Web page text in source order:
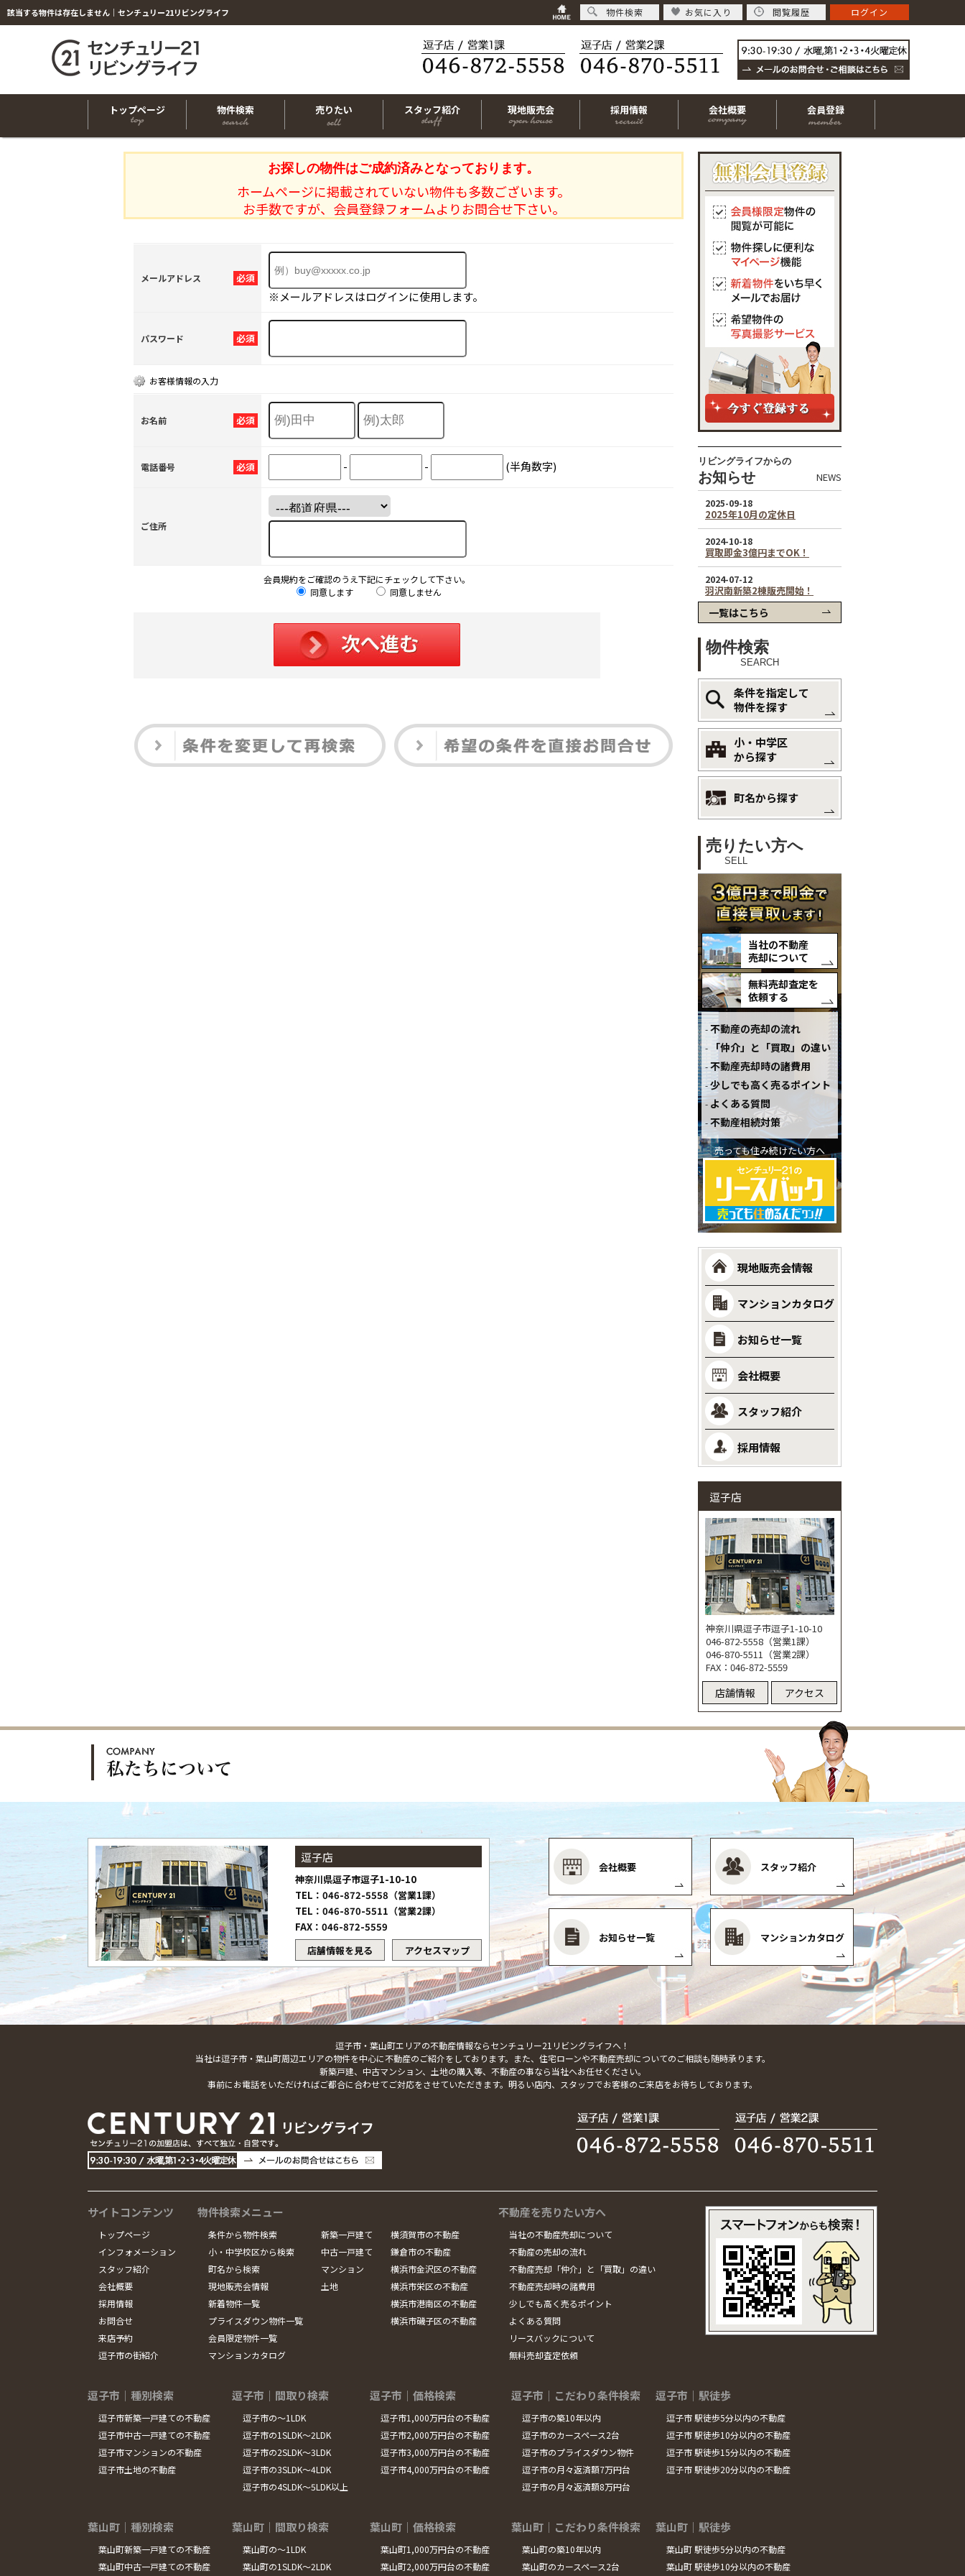
該当する物件は存在しません｜センチュリー21リビングライフ
トップページ 物件検索 売りたい スタッフ紹介 現地販売会 採用情報 会社概要 会員登録
お探しの物件はご成約済みとなっております。
ホームページに掲載されていない物件も多数ございます。
お手数ですが、会員登録フォームよりお問合せ下さい。
必須
メールアドレス
※メールアドレスはログインに使用します。
必須
パスワード
お客様情報の入力
必須
お名前
必須
電話番号 - - (半角数字)
ご住所
会員規約をご確認のうえ下記にチェックして下さい。
同意します
同意しません
リビングライフからの
お知らせ NEWS
一覧はこちら
物件検索
SEARCH
条件を指定して
物件を探す
小・中学区
から探す
町名から探す
売りたい方へ
SELL
当社の不動産
売却について
無料売却査定を
依頼する
不動産の売却の流れ
「仲介」と「買取」の違い
不動産売却時の諸費用
少しでも高く売るポイント
よくある質問
不動産相続対策
売っても住み続けたい方へ
現地販売会情報
マンションカタログ
お知らせ一覧
会社概要
スタッフ紹介
採用情報
逗子店
神奈川県逗子市逗子1-10-10
046-872-5558（営業1課）
046-870-5511（営業2課）
FAX：046-872-5559
店舗情報 アクセス
逗子店
神奈川県逗子市逗子1-10-10
TEL：046-872-5558（営業1課）
TEL：046-870-5511（営業2課）
FAX：046-872-5559
店舗情報を見る
アクセスマップ
会社概要 スタッフ紹介
お知らせ一覧 マンションカタログ
逗子市・葉山町エリアの不動産情報ならセンチュリー21リビングライフへ！
当社は逗子市・葉山町周辺エリアの物件を中心に不動産のご紹介をしております。また、住宅ローンや不動産売却についてのご相談も随時承ります。
新築戸建、中古マンション、土地の購入等、不動産の事なら当社へお任せください。
事前にお電話をいただければご都合に合わせてご対応をさせていただきます。明るい店内、スタッフでお客様のご来店をお待ちしております。
サイトコンテンツ
トップページ
インフォメーション
スタッフ紹介
会社概要
採用情報
お問合せ
来店予約
逗子市の街紹介
物件検索メニュー
条件から物件検索
小・中学校区から検索
町名から検索
現地販売会情報
新着物件一覧
プライスダウン物件一覧
会員限定物件一覧
マンションカタログ
新築一戸建て
中古一戸建て
マンション
土地
横須賀市の不動産
鎌倉市の不動産
横浜市金沢区の不動産
横浜市栄区の不動産
横浜市港南区の不動産
横浜市磯子区の不動産
不動産を売りたい方へ
当社の不動産売却について
不動産の売却の流れ
不動産売却「仲介」と「買取」の違い
不動産売却時の諸費用
少しでも高く売るポイント
よくある質問
リースバックについて
無料売却査定依頼
逗子市｜種別検索
逗子市新築一戸建ての不動産
逗子市中古一戸建ての不動産
逗子市マンションの不動産
逗子市土地の不動産
逗子市｜間取り検索
逗子市の～1LDK
逗子市の1SLDK～2LDK
逗子市の2SLDK～3LDK
逗子市の3SLDK～4LDK
逗子市の4SLDK～5LDK以上
逗子市｜価格検索
逗子市1,000万円台の不動産
逗子市2,000万円台の不動産
逗子市3,000万円台の不動産
逗子市4,000万円台の不動産
逗子市｜こだわり条件検索
逗子市の築10年以内
逗子市のカースペース2台
逗子市のプライスダウン物件
逗子市の月々返済額7万円台
逗子市の月々返済額8万円台
逗子市｜駅徒歩
逗子市 駅徒歩5分以内の不動産
逗子市 駅徒歩10分以内の不動産
逗子市 駅徒歩15分以内の不動産
逗子市 駅徒歩20分以内の不動産
葉山町｜種別検索
葉山町新築一戸建ての不動産
葉山町中古一戸建ての不動産
葉山町｜間取り検索
葉山町の～1LDK
葉山町の1SLDK～2LDK
葉山町｜価格検索
葉山町1,000万円台の不動産
葉山町2,000万円台の不動産
葉山町｜こだわり条件検索
葉山町の築10年以内
葉山町のカースペース2台
葉山町｜駅徒歩
葉山町 駅徒歩5分以内の不動産
葉山町 駅徒歩10分以内の不動産
物件検索 お気に入り 閲覧履歴 ログイン